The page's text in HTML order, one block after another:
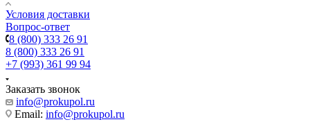
Условия доставки
Вопрос-ответ
8 (800) 333 26 91
8 (800) 333 26 91
+7 (993) 361 99 94
Заказать звонок
info@prokupol.ru
Email: info@prokupol.ru